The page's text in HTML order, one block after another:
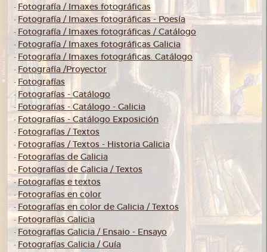
- Fotografía / Imaxes fotográficas
- Fotografía / Imaxes fotográficas - Poesía
- Fotografía / Imaxes fotográficas / Catálogo
- Fotografía / Imaxes fotográficas Galicia
- Fotografía / Imaxes fotográficas. Catálogo
- Fotografía /Proyector
- Fotografías
- Fotografías - Catálogo
- Fotografías - Catálogo - Galicia
- Fotografías - Catálogo Exposición
- Fotografías / Textos
- Fotografías / Textos - Historia Galicia
- Fotografías de Galicia
- Fotografías de Galicia / Textos
-Fotografías e textos
-Fotografías en color
- Fotografías en color de Galicia / Textos
-Fotografías Galicia
- Fotografías Galicia / Ensaio - Ensayo
- Fotografías Galicia / Guía